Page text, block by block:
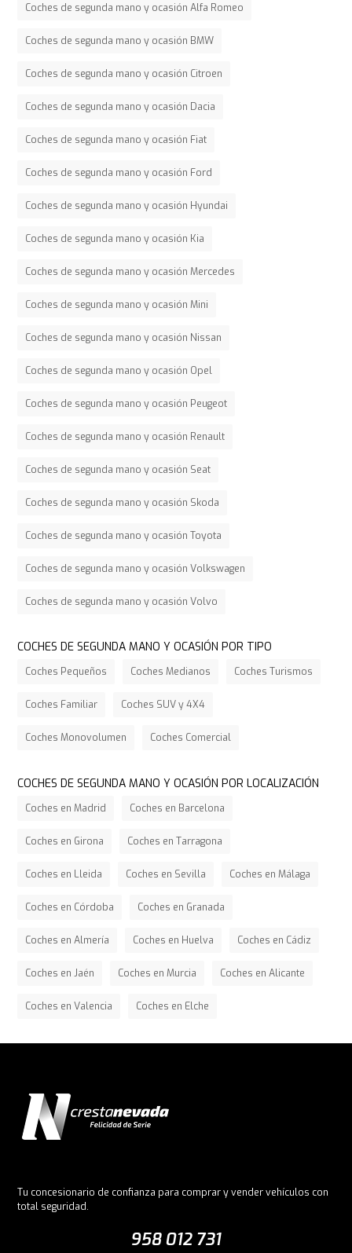
Coches de segunda mano y ocasión Alfa Romeo
Coches de segunda mano y ocasión BMW
Coches de segunda mano y ocasión Citroen
Coches de segunda mano y ocasión Dacia
Coches de segunda mano y ocasión Fiat
Coches de segunda mano y ocasión Ford
Coches de segunda mano y ocasión Hyundai
Coches de segunda mano y ocasión Kia
Coches de segunda mano y ocasión Mercedes
Coches de segunda mano y ocasión Mini
Coches de segunda mano y ocasión Nissan
Coches de segunda mano y ocasión Opel
Coches de segunda mano y ocasión Peugeot
Coches de segunda mano y ocasión Renault
Coches de segunda mano y ocasión Seat
Coches de segunda mano y ocasión Skoda
Coches de segunda mano y ocasión Toyota
Coches de segunda mano y ocasión Volkswagen
Coches de segunda mano y ocasión Volvo
COCHES DE SEGUNDA MANO Y OCASIÓN POR TIPO
Coches Pequeños Coches Medianos Coches Turismos
Coches Familiar Coches SUV y 4X4
Coches Monovolumen Coches Comercial
COCHES DE SEGUNDA MANO Y OCASIÓN POR LOCALIZACIÓN
Coches en Madrid Coches en Barcelona
Coches en Girona Coches en Tarragona
Coches en Lleida Coches en Sevilla Coches en Málaga
Coches en Córdoba Coches en Granada
Coches en Almería Coches en Huelva Coches en Cádiz
Coches en Jaén Coches en Murcia Coches en Alicante
Coches en Valencia Coches en Elche
Tu concesionario de confianza para comprar y vender vehículos con
total seguridad.
958 012 731